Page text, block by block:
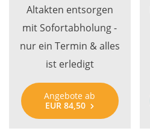
Altakten entsorgen
mit Sofortabholung -
nur ein Termin & alles
ist erledigt
Angebote ab
EUR 84,50